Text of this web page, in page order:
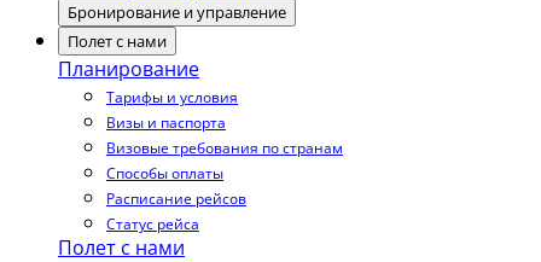
Бронирование и управление
Полет с нами
Планирование
Тарифы и условия
Визы и паспорта
Визовые требования по странам
Способы оплаты
Расписание рейсов
Статус рейса
Полет с нами